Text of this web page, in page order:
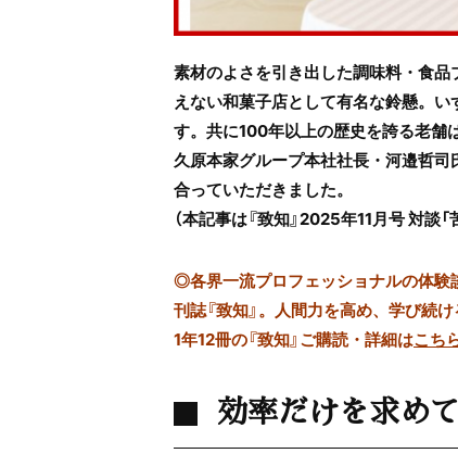
素材のよさを引き出した調味料・食品
えない和菓子店として有名な鈴懸。
す。共に100年以上の歴史を誇る老舗
久原本家グループ本社社長・河邉哲司
合っていただきました。
（本記事は『致知』2025年11月号 対談
◎各界一流プロフェッショナルの体験
刊誌『致知』。人間力を高め、学び続
1年12冊の『致知』ご購読・詳細はこち
効率だけを求め